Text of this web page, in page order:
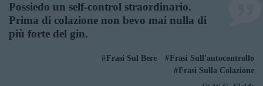
Possiedo un self-control straordinario.
Prima di colazione non bevo mai nulla di
più forte del gin.
Frasi Sul Bere
Frasi Sull'autocontrollo
Frasi Sulla Colazione